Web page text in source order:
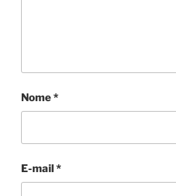
Nome*
E-mail*